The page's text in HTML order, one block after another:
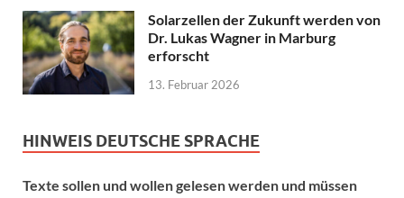
Solarzellen der Zukunft werden von
Dr. Lukas Wagner in Marburg
erforscht
13. Februar 2026
HINWEIS DEUTSCHE SPRACHE
Texte sollen und wollen gelesen werden und müssen